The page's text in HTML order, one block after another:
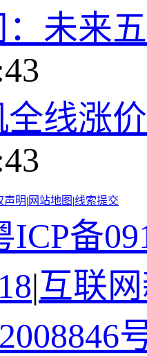
未来
线涨
声明| 网站地图 |线索提交
ICP备
|互联